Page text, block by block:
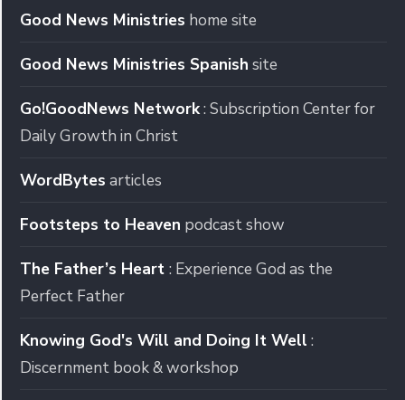
Good News Ministries home site
Good News Ministries Spanish site
Go!GoodNews Network: Subscription Center for
Daily Growth in Christ
WordBytes articles
Footsteps to Heaven podcast show
The Father’s Heart : Experience God as the
Perfect Father
Knowing God's Will and Doing It Well :
Discernment book & workshop